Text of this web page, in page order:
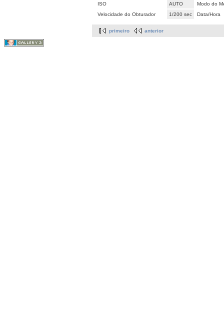
ISO
AUTO
Modo do
Velocidade do Obturador
1/200 sec Data/Hora
primeiro anterior